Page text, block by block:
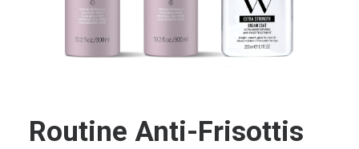
Routine Anti-Frisottis